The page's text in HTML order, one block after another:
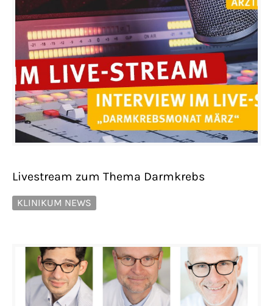
Livestream zum Thema Darmkrebs
KLINIKUM NEWS